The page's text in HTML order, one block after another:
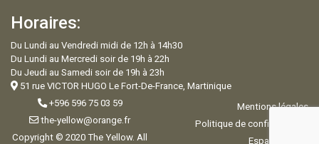
Horaires:
Du Lundi au Vendredi midi de 12h à 14h30
Du Lundi au Mercredi soir de 19h à 22h
Du Jeudi au Samedi soir de 19h à 23h
51 rue VICTOR HUGO Le Fort-De-France, Martinique
+596 596 75 03 59
the-yellow@orange.fr
Copyright © 2020 The Yellow. All
Mentions légales
Politique de confidentialité
Espace Admin